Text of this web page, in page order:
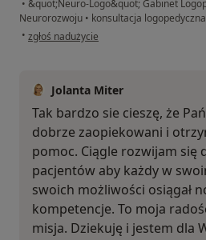
• &quot;Neuro-Logo&quot; Gabinet
Neurorozwoju • konsultacja logopedyczna
• w opinii użytkownika AK
zgłoś nadużycie
Jolanta Miter
Tak bardzo sie cieszę, że
dobrze zaopiekowani i
pomoc. Ciągle rozwijam się
pacjentów aby każdy w
swoich możliwości osiągał
kompetencje. To moja
misja. Dziekuję i jestem dla